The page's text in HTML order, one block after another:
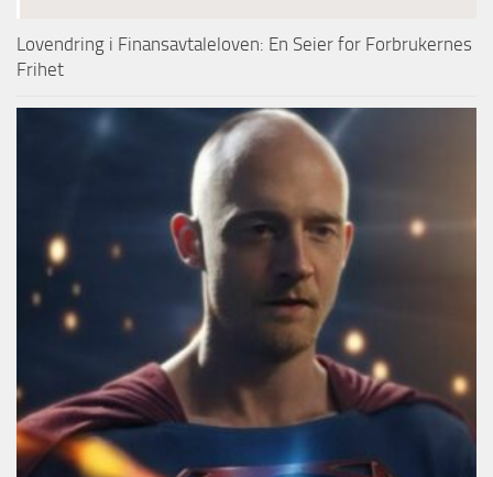
Lovendring i Finansavtaleloven: En Seier for Forbrukernes
Frihet